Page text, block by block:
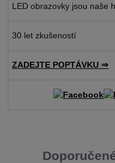
LED obrazovky jsou naše
30 let zkušeností
ZADEJTE POPTÁVKU ⇒